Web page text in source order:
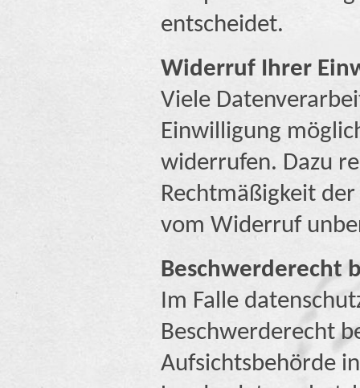
entscheidet.
Widerruf Ihrer
Viele
Einwilligung
widerrufen. Dazu
Rechtmäßigkeit
vom Widerruf
Beschwerderecht
Im Falle
Beschwerderecht
Aufsichtsbehörde